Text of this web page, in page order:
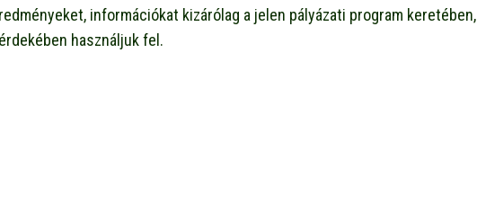
információkat kizárólag a jelen pályázati program keretében,
használjuk fel.